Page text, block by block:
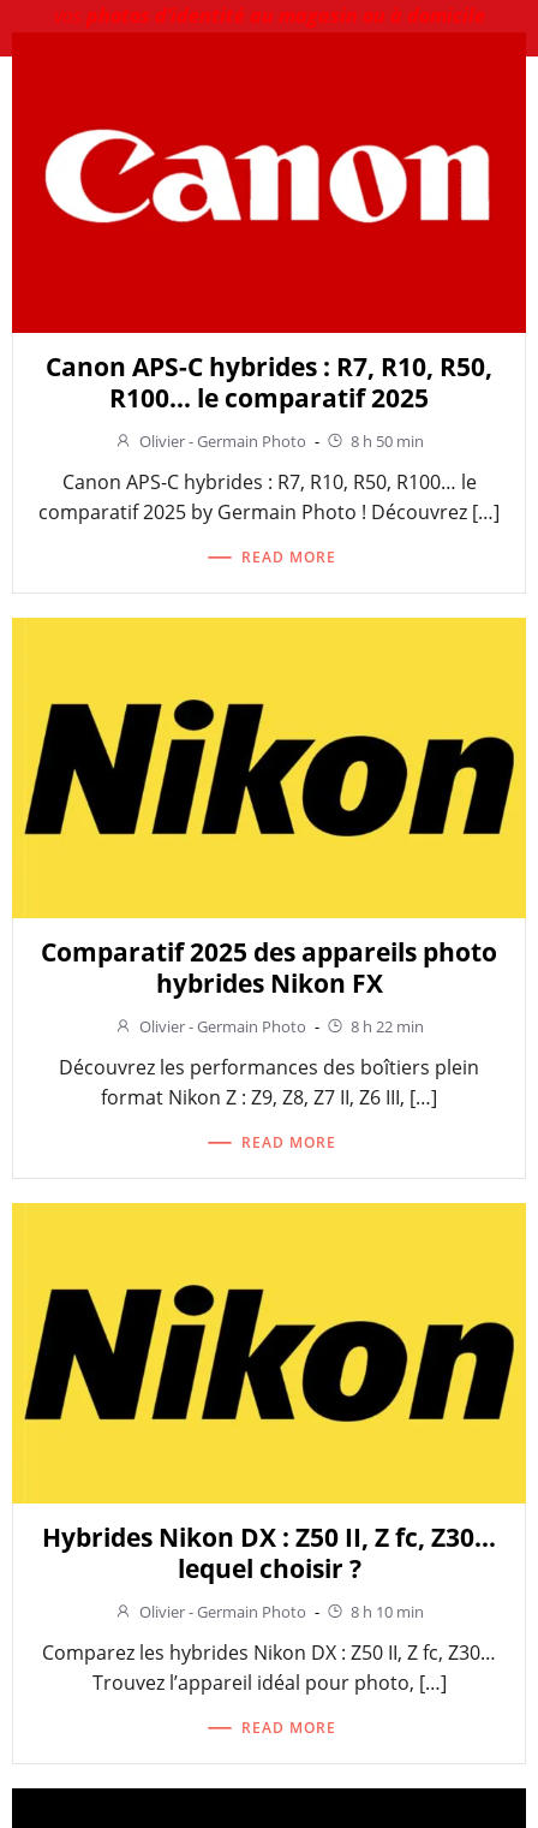
vos photos d’identité au magasin ou à domicile
Canon APS-C hybrides : R7, R10, R50,
R100… le comparatif 2025
Olivier - Germain Photo - 8 h 50 min
Canon APS-C hybrides : R7, R10, R50, R100… le
comparatif 2025 by Germain Photo ! Découvrez […]
READ MORE
Comparatif 2025 des appareils photo
hybrides Nikon FX
Olivier - Germain Photo - 8 h 22 min
Découvrez les performances des boîtiers plein
format Nikon Z : Z9, Z8, Z7 II, Z6 III, […]
READ MORE
Hybrides Nikon DX : Z50 II, Z fc, Z30…
lequel choisir ?
Olivier - Germain Photo - 8 h 10 min
Comparez les hybrides Nikon DX : Z50 II, Z fc, Z30…
Trouvez l’appareil idéal pour photo, […]
READ MORE